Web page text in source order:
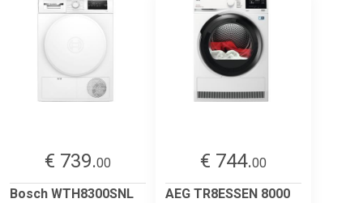
€ 739.00
Bosch WTH8300SNL
€ 744.00
AEG TR8ESSEN 8000